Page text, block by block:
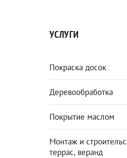
УСЛУГИ
Покраска досок
Деревообработка
Покрытие маслом
Монтаж и
террас, веранд